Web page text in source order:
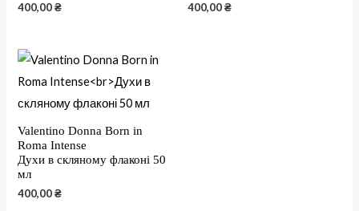
400,00₴
400,00₴
Valentino Donna Born in
Roma Intense
Духи в скляному флаконі 50
мл
400,00₴